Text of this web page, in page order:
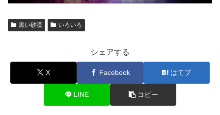
黒い砂漠 いろいろ
シェアする
X Facebook はてブ
LINE コピー